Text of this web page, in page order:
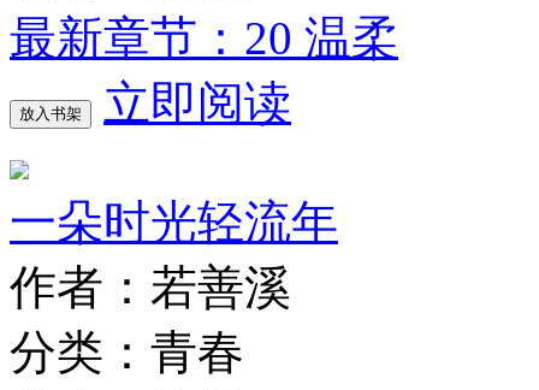
最新章节：20 温柔
放入书架 立即阅读
一朵时光轻流年
作者：若善溪
分类：青春